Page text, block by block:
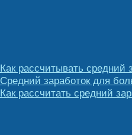
Как рассчитывать средний
Средний заработок для
Как рассчитать средний